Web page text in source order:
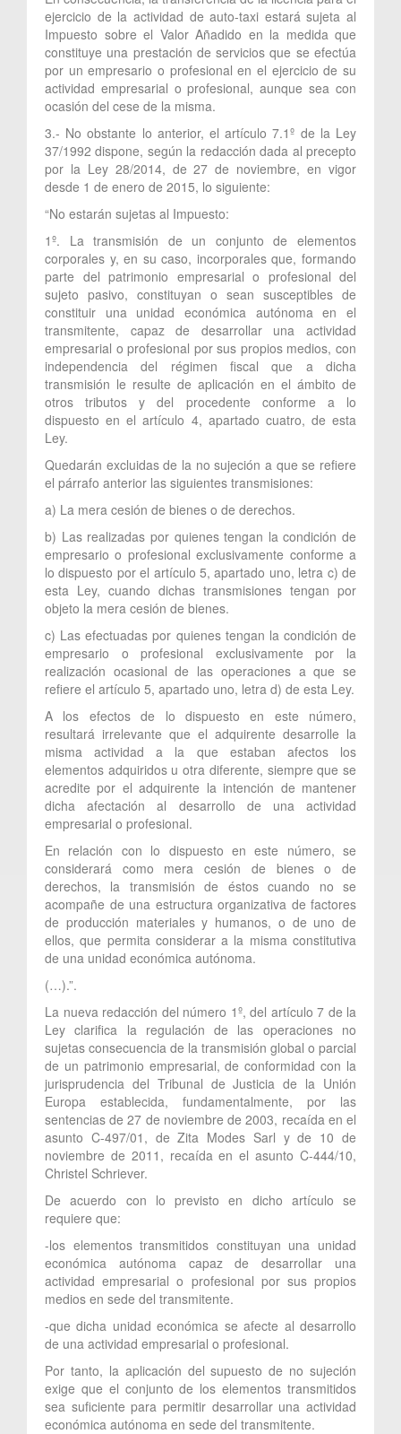
ejercicio de la actividad de auto-taxi estará sujeta al
Impuesto sobre el Valor Añadido en la medida que
constituye una prestación de servicios que se efectúa
por un empresario o profesional en el ejercicio de su
actividad empresarial o profesional, aunque sea con
ocasión del cese de la misma.
3.- No obstante lo anterior, el artículo 7.1º de la Ley
37/1992 dispone, según la redacción dada al precepto
por la Ley 28/2014, de 27 de noviembre, en vigor
desde 1 de enero de 2015, lo siguiente:
“No estarán sujetas al Impuesto:
1º. La transmisión de un conjunto de elementos
corporales y, en su caso, incorporales que, formando
parte del patrimonio empresarial o profesional del
sujeto pasivo, constituyan o sean susceptibles de
constituir una unidad económica autónoma en el
transmitente, capaz de desarrollar una actividad
empresarial o profesional por sus propios medios, con
independencia del régimen fiscal que a dicha
transmisión le resulte de aplicación en el ámbito de
otros tributos y del procedente conforme a lo
dispuesto en el artículo 4, apartado cuatro, de esta
Ley.
Quedarán excluidas de la no sujeción a que se refiere
el párrafo anterior las siguientes transmisiones:
a) La mera cesión de bienes o de derechos.
b) Las realizadas por quienes tengan la condición de
empresario o profesional exclusivamente conforme a
lo dispuesto por el artículo 5, apartado uno, letra c) de
esta Ley, cuando dichas transmisiones tengan por
objeto la mera cesión de bienes.
c) Las efectuadas por quienes tengan la condición de
empresario o profesional exclusivamente por la
realización ocasional de las operaciones a que se
refiere el artículo 5, apartado uno, letra d) de esta Ley.
A los efectos de lo dispuesto en este número,
resultará irrelevante que el adquirente desarrolle la
misma actividad a la que estaban afectos los
elementos adquiridos u otra diferente, siempre que se
acredite por el adquirente la intención de mantener
dicha afectación al desarrollo de una actividad
empresarial o profesional.
En relación con lo dispuesto en este número, se
considerará como mera cesión de bienes o de
derechos, la transmisión de éstos cuando no se
acompañe de una estructura organizativa de factores
de producción materiales y humanos, o de uno de
ellos, que permita considerar a la misma constitutiva
de una unidad económica autónoma.
(…).”.
La nueva redacción del número 1º, del artículo 7 de la
Ley clarifica la regulación de las operaciones no
sujetas consecuencia de la transmisión global o parcial
de un patrimonio empresarial, de conformidad con la
jurisprudencia del Tribunal de Justicia de la Unión
Europa establecida, fundamentalmente, por las
sentencias de 27 de noviembre de 2003, recaída en el
asunto C-497/01, de Zita Modes Sarl y de 10 de
noviembre de 2011, recaída en el asunto C-444/10,
Christel Schriever.
De acuerdo con lo previsto en dicho artículo se
requiere que:
-los elementos transmitidos constituyan una unidad
económica autónoma capaz de desarrollar una
actividad empresarial o profesional por sus propios
medios en sede del transmitente.
-que dicha unidad económica se afecte al desarrollo
de una actividad empresarial o profesional.
Por tanto, la aplicación del supuesto de no sujeción
exige que el conjunto de los elementos transmitidos
sea suficiente para permitir desarrollar una actividad
económica autónoma en sede del transmitente.